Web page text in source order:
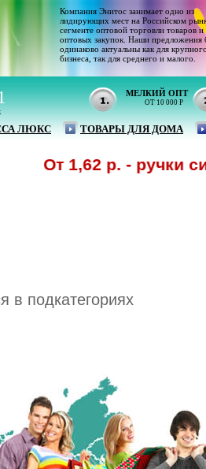
МЕЛКИЙ ОПТ
ОТ 10 000 Р
ЛЮКС ТОВАРЫ ДЛЯ ДОМА
Компания Энитос занимает одно из
лидирующих мест на Российском
сегменте оптовой торговли товаров и
оптовых закупок. Наши предложения
одинаково актуальны как для крупного
бизнеса, так для среднего и малого.
От 1,62 р. - ручки
в подкатегориях